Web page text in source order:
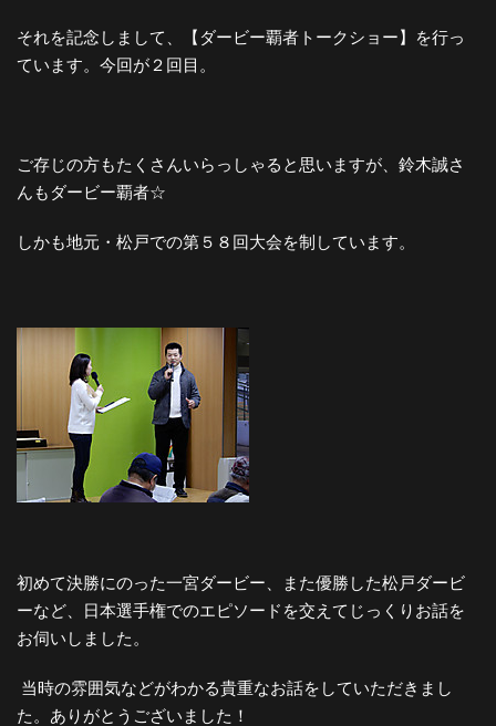
それを記念しまして、【ダービー覇者トークショー】を行っ
ています。今回が２回目。
ご存じの方もたくさんいらっしゃると思いますが、鈴木誠さ
んもダービー覇者☆
しかも地元・松戸での第５８回大会を制しています。
初めて決勝にのった一宮ダービー、また優勝した松戸ダービ
ーなど、日本選手権でのエピソードを交えてじっくりお話を
お伺いしました。
当時の雰囲気などがわかる貴重なお話をしていただきまし
た。ありがとうございました！